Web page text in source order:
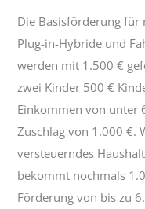
Die Basisförderung für
Plug-in-Hybride und
werden mit 1.500 €
zwei Kinder 500 €
Einkommen von unter
Zuschlag von 1.000 €.
versteuerndes
bekommt nochmals
Förderung von bis zu